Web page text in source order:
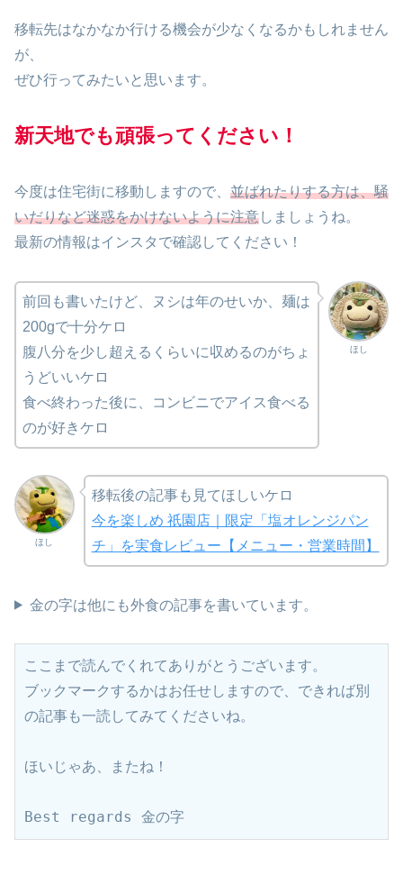
移転先はなかなか行ける機会が少なくなるかもしれません
が、
ぜひ行ってみたいと思います。
新天地でも頑張ってください！
今度は住宅街に移動しますので、 並ばれたりする方は、騒
いだりなど迷惑をかけないように注意しましょうね。
最新の情報はインスタで確認してください！
ほし
前回も書いたけど、ヌシは年のせいか、麺は
200gで十分ケロ
腹八分を少し超えるくらいに収めるのがちょ
うどいいケロ
食べ終わった後に、コンビニでアイス食べる
のが好きケロ
ほし
移転後の記事も見てほしいケロ
今を楽しめ 祇園店｜限定「塩オレンジパン
チ」を実食レビュー【メニュー・営業時間】
金の字は他にも外食の記事を書いています。
ここまで読んでくれてありがとうございます。
ブックマークするかはお任せしますので、できれば別
の記事も一読してみてくださいね。
ほいじゃあ、またね！
Best regards 金の字